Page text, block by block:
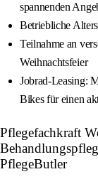
spannenden
Betriebliche
Teilnahme an
Weihnachtsfeier
Jobrad-Leasing:
Bikes für einen
Pflegefachkraft
PflegeButler